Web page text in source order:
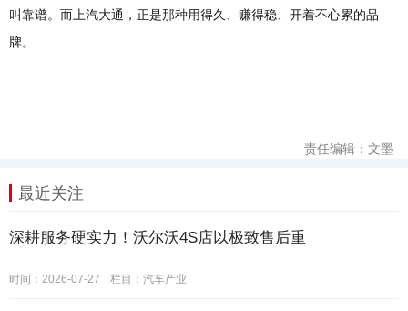
叫靠谱。而上汽大通，正是那种用得久、赚得稳、开着不心累的品
牌。
责任编辑：文墨
最近关注
深耕服务硬实力！沃尔沃4S店以极致售后重
时间：2026-07-27 栏目： 汽车产业